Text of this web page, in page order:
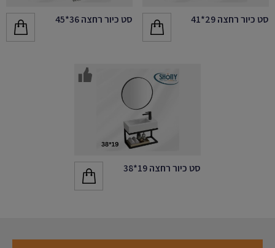
סט כיור רחצה 29*41 סט כיור רחצה 36*45
סט כיור רחצה 19*38